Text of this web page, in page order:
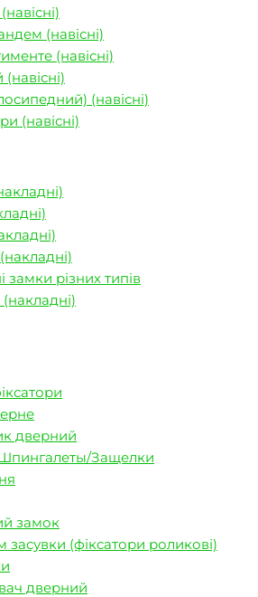
(навісні)
(навісні)
(навісні)
(навісні)
замки різних типів
дверний
Защелки
замок
засувки (фіксатори роликові)
дверний